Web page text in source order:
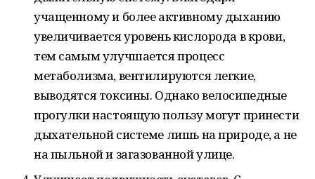
учащенному и более активному дыханию
увеличивается уровень кислорода в крови,
тем самым улучшается процесс
метаболизма, вентилируются легкие,
выводятся токсины. Однако велосипедные
прогулки настоящую пользу могут принести
дыхательной системе лишь на природе, а не
на пыльной и загазованной улице.